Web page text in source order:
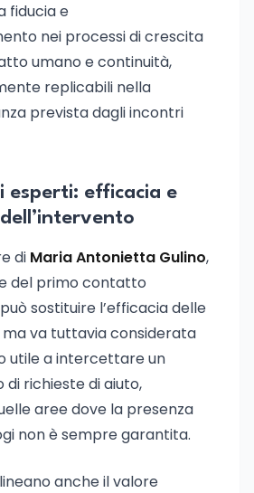
fiducia e
nei processi di crescita
umano e continuità,
replicabili nella
prevista dagli incontri
esperti: efficacia e
di Maria Antonietta Gulino,
del primo contatto
sostituire l’efficacia delle
va tuttavia considerata
utile a intercettare un
richieste di aiuto,
aree dove la presenza
non è sempre garantita.
anche il valore